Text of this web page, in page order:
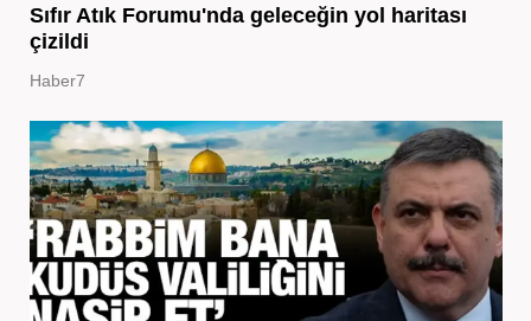
Sıfır Atık Forumu'nda geleceğin yol haritası
çizildi
Haber7